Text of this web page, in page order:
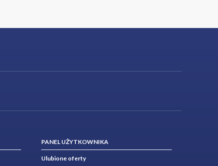
PANEL UŻYTKOWNIKA
Ulubione oferty